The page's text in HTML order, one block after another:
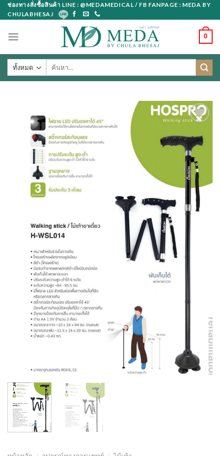
Skip
to
ช่องทางสั่งซื้อสินค้า LINE : @MEDAMEDICAL / FB FANPAGE : MEDA BY
CHULABHESAJ
0
ค้นหา: